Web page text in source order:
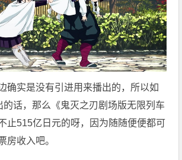
确实是没有引进用来播出的，所以如
的话，那么《鬼灭之刃剧场版无限列车
止515亿日元的呀，因为随随便便都可
房收入吧。